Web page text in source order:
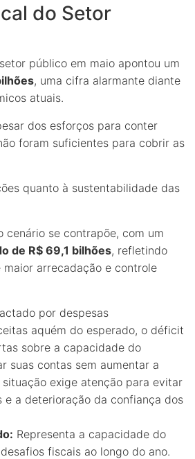
do Setor
público em maio apontou um
, uma cifra alarmante diante
atuais.
dos esforços para conter
foram suficientes para cobrir as
quanto à sustentabilidade das
cenário se contrapõe, com um
de R$ 69,1 bilhões, refletindo
maior arrecadação e controle
por despesas
aquém do esperado, o déficit
sobre a capacidade do
suas contas sem aumentar a
exige atenção para evitar
e a deterioração da confiança dos
Representa a capacidade do
fiscais ao longo do ano.